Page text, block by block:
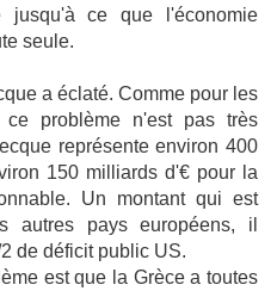
jusqu'à ce que l'économie
seule.
a éclaté. Comme pour les
ce problème n'est pas très
représente environ 400
150 milliards d'€ pour la
Un montant qui est
autres pays européens, il
de déficit public US.
est que la Grèce a toutes